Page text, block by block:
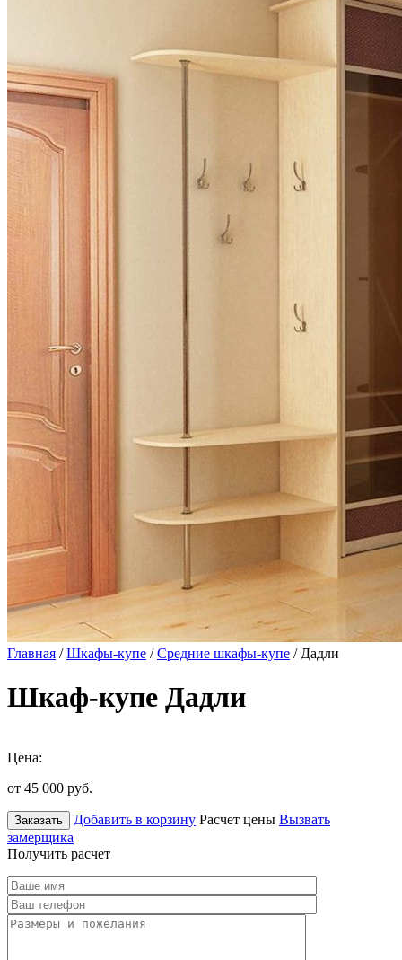
Главная /Шкафы-купе /Средние шкафы-купе / Дадли
Шкаф-купе Дадли
Цена:
от 45 000 руб.
Заказать Добавить в корзину Расчет цены Вызвать
замерщика
Получить расчет